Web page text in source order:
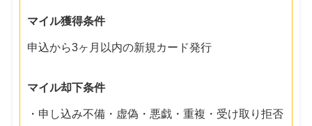
マイル獲得条件
申込から3ヶ月以内の新規カード発行
マイル却下条件
・申し込み不備・虚偽・悪戯・重複・受け取り拒否